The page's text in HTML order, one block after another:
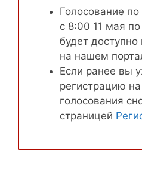
Голосование
с 8:00 11 мая
будет
на нашем
Если ранее вы
регистрацию
голосования
страницей